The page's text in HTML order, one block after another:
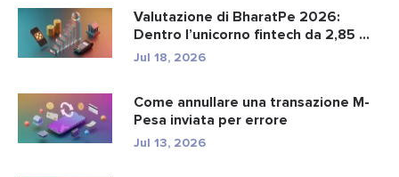
Valutazione di BharatPe 2026:
Dentro l’unicorno fintech da 2,85 ...
Jul 18, 2026
Come annullare una transazione M-
Pesa inviata per errore
Jul 13, 2026